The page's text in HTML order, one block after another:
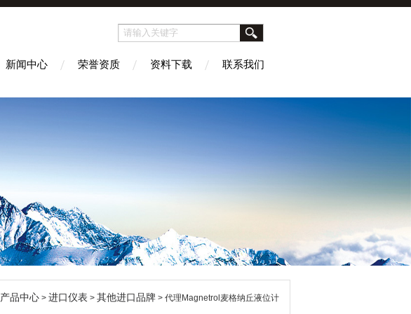
新闻中心 荣誉资质 资料下载 联系我们
产品中心 > 进口仪表 > 其他进口品牌 > 代理Magnetrol麦格纳丘液位计